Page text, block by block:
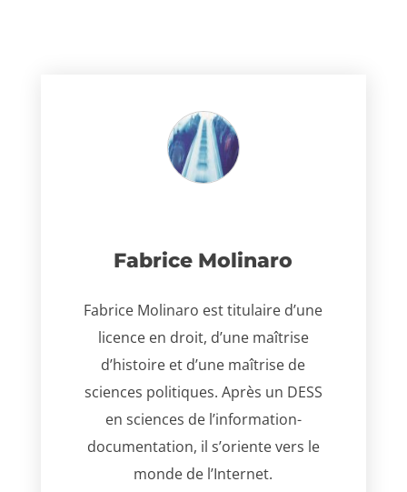
Fabrice Molinaro
Fabrice Molinaro est titulaire d’une
licence en droit, d’une maîtrise
d’histoire et d’une maîtrise de
sciences politiques. Après un DESS
en sciences de l’information-
documentation, il s’oriente vers le
monde de l’Internet.